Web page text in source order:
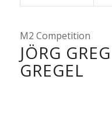
M2 Competition
JÖRG
GREGEL